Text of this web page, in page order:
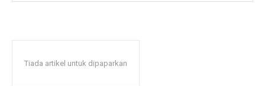
Tiada artikel untuk dipaparkan